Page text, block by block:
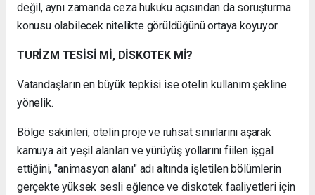
değil, aynı zamanda ceza hukuku açısından da soruşturma
konusu olabilecek nitelikte görüldüğünü ortaya koyuyor.
TURİZM TESİSİ Mİ, DİSKOTEK Mİ?
Vatandaşların en büyük tepkisi ise otelin kullanım şekline
yönelik.
Bölge sakinleri, otelin proje ve ruhsat sınırlarını aşarak
kamuya ait yeşil alanları ve yürüyüş yollarını fiilen işgal
ettiğini, "animasyon alanı" adı altında işletilen bölümlerin
gerçekte yüksek sesli eğlence ve diskotek faaliyetleri için